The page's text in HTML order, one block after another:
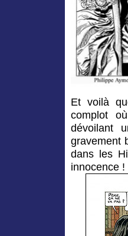
Et voilà
complot
dévoilant
gravement
dans les
innocence !